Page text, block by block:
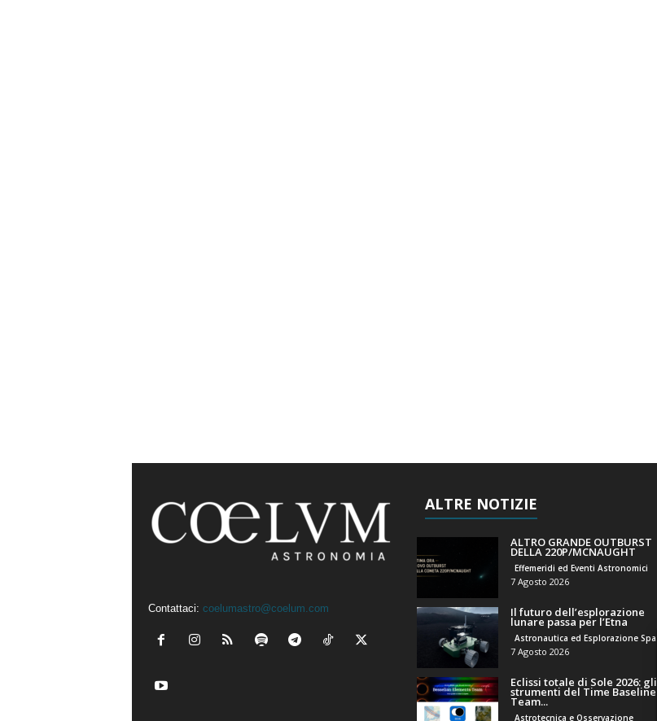
Contattaci: coelumastro@coelum.com
ALTRE NOTIZIE
ALTRO GRANDE OUTBURST
DELLA 220P/MCNAUGHT
Effemeridi ed Eventi Astronomici
7 Agosto 2026
Il futuro dell’esplorazione
lunare passa per l’Etna
7 Agosto 2026
Eclissi totale di Sole 2026: gli
strumenti del Time Baseline
Team...
Astrotecnica e Osservazione